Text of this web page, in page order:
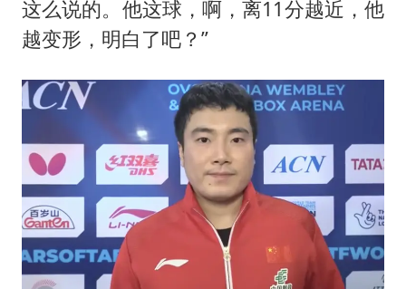
这么说的。他这球，啊，离11分越近，他
越变形，明白了吧？”